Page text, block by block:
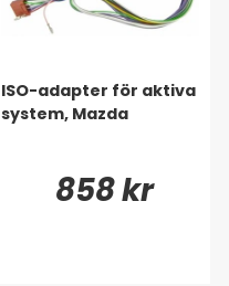
ISO-adapter för aktiva
system, Mazda
858 kr